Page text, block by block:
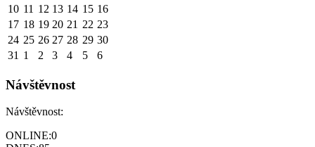
10 11 12 13 14 15 16
17 18 19 20 21 22 23
24 25 26 27 28 29 30
31 1 2 3 4 5 6
Návštěvnost
Návštěvnost:
ONLINE:0